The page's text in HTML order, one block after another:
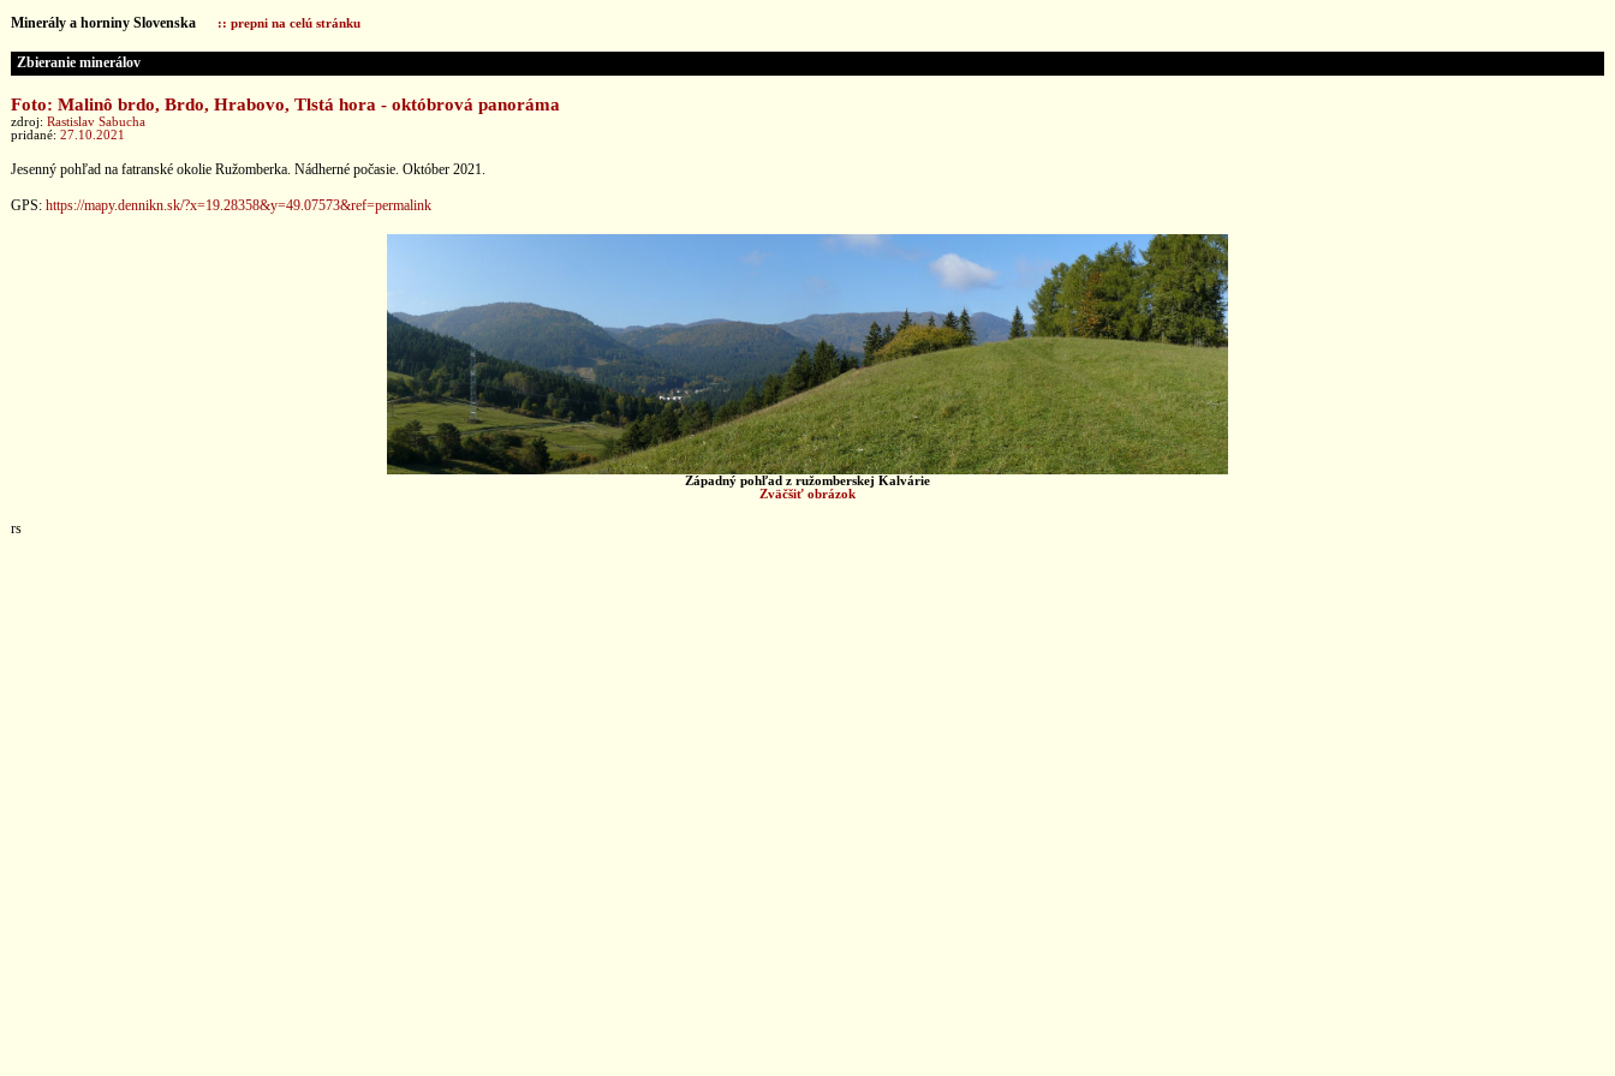
Minerály a horniny Slovenska :: prepni na celú stránku
Zbieranie minerálov
Foto: Malinô brdo, Brdo, Hrabovo, Tlstá hora - októbrová panoráma
zdroj: Rastislav Sabucha
pridané: 27.10.2021
Jesenný pohľad na fatranské okolie Ružomberka. Nádherné počasie. Október 2021.
GPS: https://mapy.dennikn.sk/?x=19.28358&y=49.07573&ref=permalink
Západný pohľad z ružomberskej Kalvárie
Zväčšiť obrázok
rs